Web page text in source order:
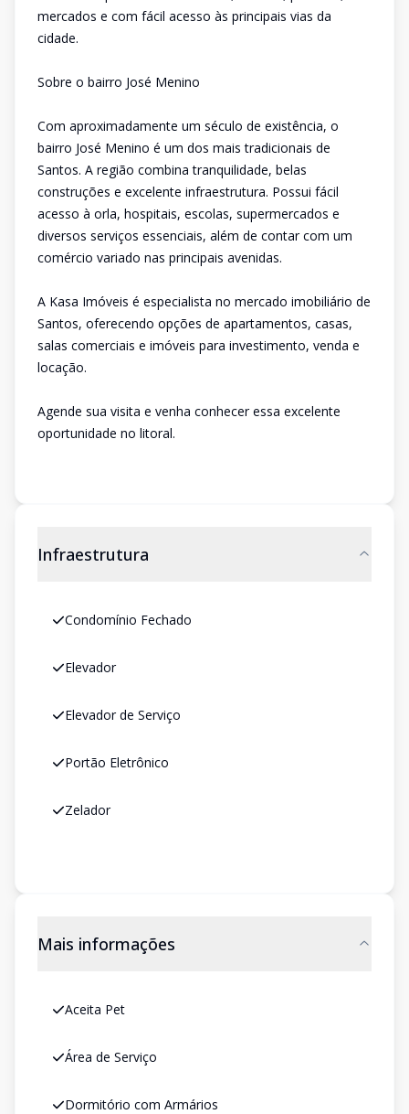
mercados e com fácil acesso às principais vias da
cidade.
Sobre o bairro José Menino
Com aproximadamente um século de existência, o
bairro José Menino é um dos mais tradicionais de
Santos. A região combina tranquilidade, belas
construções e excelente infraestrutura. Possui fácil
acesso à orla, hospitais, escolas, supermercados e
diversos serviços essenciais, além de contar com um
comércio variado nas principais avenidas.
A Kasa Imóveis é especialista no mercado imobiliário de
Santos, oferecendo opções de apartamentos, casas,
salas comerciais e imóveis para investimento, venda e
locação.
Agende sua visita e venha conhecer essa excelente
oportunidade no litoral.
Infraestrutura
Condomínio Fechado
Elevador
Elevador de Serviço
Portão Eletrônico
Zelador
Mais informações
Aceita Pet
Área de Serviço
Dormitório com Armários